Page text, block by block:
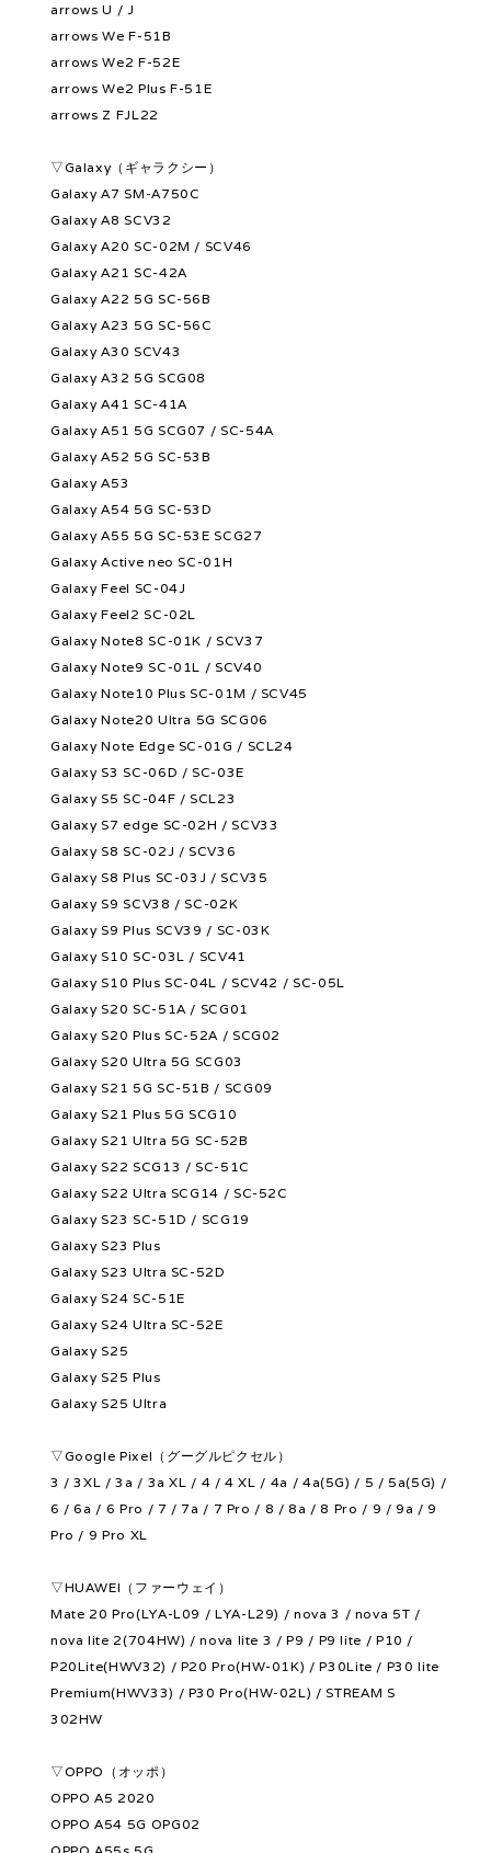
arrows U / J
arrows We F-51B
arrows We2 F-52E
arrows We2 Plus F-51E
arrows Z FJL22
▽Galaxy（ギャラクシー）
Galaxy A7 SM-A750C
Galaxy A8 SCV32
Galaxy A20 SC-02M / SCV46
Galaxy A21 SC-42A
Galaxy A22 5G SC-56B
Galaxy A23 5G SC-56C
Galaxy A30 SCV43
Galaxy A32 5G SCG08
Galaxy A41 SC-41A
Galaxy A51 5G SCG07 / SC-54A
Galaxy A52 5G SC-53B
Galaxy A53
Galaxy A54 5G SC-53D
Galaxy A55 5G SC-53E SCG27
Galaxy Active neo SC-01H
Galaxy Feel SC-04J
Galaxy Feel2 SC-02L
Galaxy Note8 SC-01K / SCV37
Galaxy Note9 SC-01L / SCV40
Galaxy Note10 Plus SC-01M / SCV45
Galaxy Note20 Ultra 5G SCG06
Galaxy Note Edge SC-01G / SCL24
Galaxy S3 SC-06D / SC-03E
Galaxy S5 SC-04F / SCL23
Galaxy S7 edge SC-02H / SCV33
Galaxy S8 SC-02J / SCV36
Galaxy S8 Plus SC-03J / SCV35
Galaxy S9 SCV38 / SC-02K
Galaxy S9 Plus SCV39 / SC-03K
Galaxy S10 SC-03L / SCV41
Galaxy S10 Plus SC-04L / SCV42 / SC-05L
Galaxy S20 SC-51A / SCG01
Galaxy S20 Plus SC-52A / SCG02
Galaxy S20 Ultra 5G SCG03
Galaxy S21 5G SC-51B / SCG09
Galaxy S21 Plus 5G SCG10
Galaxy S21 Ultra 5G SC-52B
Galaxy S22 SCG13 / SC-51C
Galaxy S22 Ultra SCG14 / SC-52C
Galaxy S23 SC-51D / SCG19
Galaxy S23 Plus
Galaxy S23 Ultra SC-52D
Galaxy S24 SC-51E
Galaxy S24 Ultra SC-52E
Galaxy S25
Galaxy S25 Plus
Galaxy S25 Ultra
▽Google Pixel（グーグルピクセル）
3 / 3XL / 3a / 3a XL / 4 / 4 XL / 4a / 4a(5G) / 5 / 5a(5G) /
6 / 6a / 6 Pro / 7 / 7a / 7 Pro / 8 / 8a / 8 Pro / 9 / 9a / 9
Pro / 9 Pro XL
▽HUAWEI（ファーウェイ）
Mate 20 Pro(LYA-L09 / LYA-L29) / nova 3 / nova 5T /
nova lite 2(704HW) / nova lite 3 / P9 / P9 lite / P10 /
P20Lite(HWV32) / P20 Pro(HW-01K) / P30Lite / P30 lite
Premium(HWV33) / P30 Pro(HW-02L) / STREAM S
302HW
▽OPPO（オッポ）
OPPO A5 2020
OPPO A54 5G OPG02